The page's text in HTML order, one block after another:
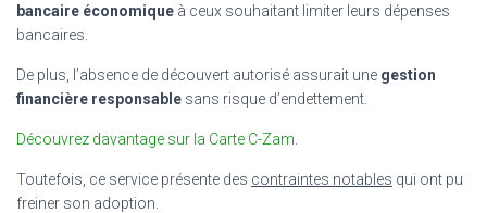
bancaire économique à ceux souhaitant limiter leurs dépenses
bancaires.
De plus, l’absence de découvert autorisé assurait une gestion
financière responsable sans risque d’endettement.
Découvrez davantage sur la Carte C-Zam
Toutefois, ce service présente des contraintes notables qui ont pu
freiner son adoption.